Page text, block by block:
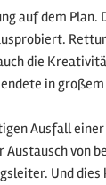
auf dem Plan.
die
in
Ausfall
von
Und